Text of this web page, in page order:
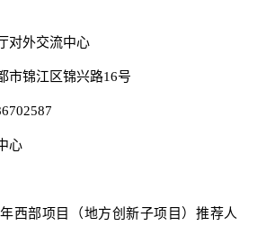
对外交流中心
市锦江区锦兴路16号
心
西部项目（地方创新子项目）推荐人